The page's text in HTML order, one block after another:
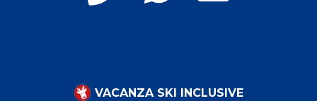
VACANZA SKI INCLUSIVE